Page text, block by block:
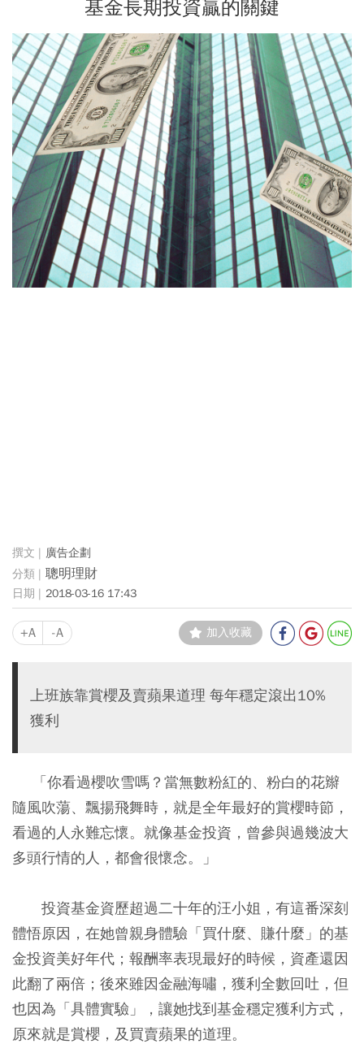
基金長期投資贏的關鍵
廣告企劃
聰明理財
2018-03-16 17:43
+A -A 加入收藏
上班族靠賞櫻及賣蘋果道理 每年穩定滾出10%
獲利
「你看過櫻吹雪嗎？當無數粉紅的、粉白的花辮
隨風吹蕩、飄揚飛舞時，就是全年最好的賞櫻時節，
看過的人永難忘懷。就像基金投資，曾參與過幾波大
多頭行情的人，都會很懷念。」
投資基金資歷超過二十年的汪小姐，有這番深刻
體悟原因，在她曾親身體驗「買什麼、賺什麼」的基
金投資美好年代；報酬率表現最好的時候，資產還因
此翻了兩倍；後來雖因金融海嘯，獲利全數回吐，但
也因為「具體實驗」，讓她找到基金穩定獲利方式，
原來就是賞櫻，及買賣蘋果的道理。